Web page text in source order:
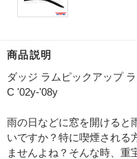
商品説明
ダッジ ラムピックアップ
C '02y-'08y
雨の日などに窓を開けると
いですか？特に喫煙される
ませんよね？そんな時、重